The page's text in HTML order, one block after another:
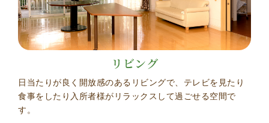
リビング
日当たりが良く開放感のあるリビングで、テレビを見たり
食事をしたり入所者様がリラックスして過ごせる空間で
す。